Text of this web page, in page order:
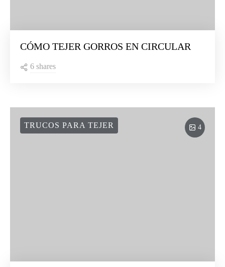
CÓMO TEJER GORROS EN CIRCULAR
6 shares
4
TRUCOS PARA TEJER